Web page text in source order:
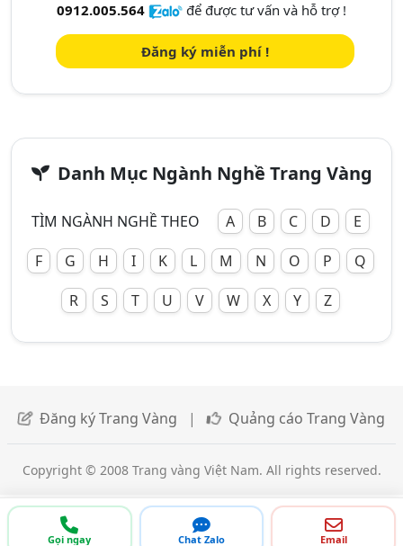
Gọi ngay Chat Zalo Email
0912.005.564
để được tư vấn và hỗ trợ !
Đăng ký miễn phí !
Danh Mục Ngành Nghề Trang Vàng
TÌM NGÀNH NGHỀ THEO A B C D
E
F
G H I K L M N O P
Q
R
S T U V W X Y Z
Đăng ký Trang Vàng | Quảng cáo Trang Vàng
Copyright © 2008 Trang vàng Việt Nam. All rights reserved.